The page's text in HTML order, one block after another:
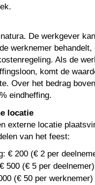
De werkgever
werknemer
Als de
komt de
Over het bedrag
eindheffing.
locatie
externe locatie
van het feest:
€ 200 (€ 2 per
500 (€ 5 per deelnemer)
(€ 50 per werknemer)